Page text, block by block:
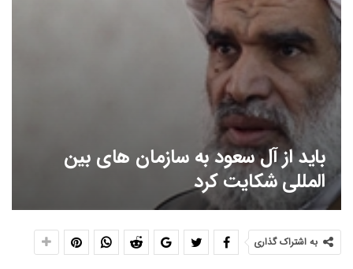
باید از آل سعود به سازمان های بین
المللی شکایت کرد
به اشتراک گذاری